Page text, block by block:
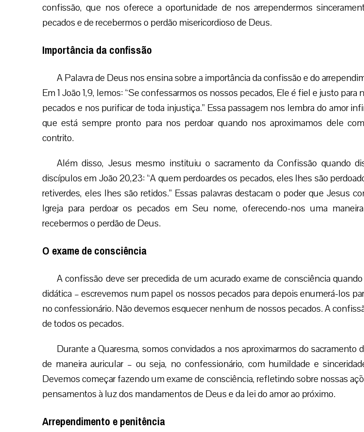
confissão, que nos oferece a oportunidade de nos arrependermos
pecados e de recebermos o perdão misericordioso de Deus.
Importância da confissão
A Palavra de Deus nos ensina sobre a importância da confissão e do
Em 1 João 1,9, lemos: “Se confessarmos os nossos pecados, Ele é fiel e justo para
pecados e nos purificar de toda injustiça.” Essa passagem nos lembra do amor
que está sempre pronto para nos perdoar quando nos aproximamos dele
contrito.
Além disso, Jesus mesmo instituiu o sacramento da Confissão quando
discípulos em João 20,23: “A quem perdoardes os pecados, eles lhes são
retiverdes, eles lhes são retidos.” Essas palavras destacam o poder que Jesus
Igreja para perdoar os pecados em Seu nome, oferecendo-nos uma
recebermos o perdão de Deus.
O exame de consciência
A confissão deve ser precedida de um acurado exame de consciência
didática – escrevemos num papel os nossos pecados para depois enumerá-los
no confessionário. Não devemos esquecer nenhum de nossos pecados. A
de todos os pecados.
Durante a Quaresma, somos convidados a nos aproximarmos do sacramento
de maneira auricular – ou seja, no confessionário, com humildade e
Devemos começar fazendo um exame de consciência, refletindo sobre nossas
pensamentos à luz dos mandamentos de Deus e da lei do amor ao próximo.
Arrependimento e penitência